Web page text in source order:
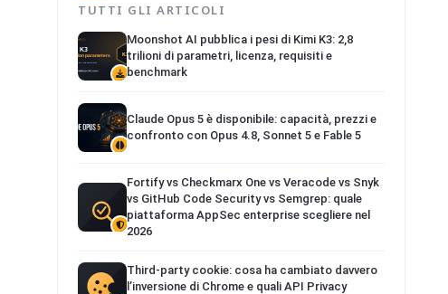
TUTTI GLI ARTICOLI
Moonshot AI pubblica i pesi di Kimi K3: 2,8
trilioni di parametri, licenza, requisiti e
benchmark
Claude Opus 5 è disponibile: capacità, prezzi e
confronto con Opus 4.8, Sonnet 5 e Fable 5
Fortify vs Checkmarx One vs Veracode vs Snyk
vs GitHub Code Security vs Semgrep: quale
piattaforma AppSec enterprise scegliere nel
2026
Third-party cookie: cosa ha cambiato davvero
l’inversione di Chrome e quali API Privacy